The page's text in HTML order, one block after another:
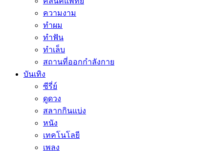
ความงาม
ทำผม
ทำฟัน
ทำเล็บ
สถานที่ออกกำลังกาย
บันเทิง
ซีรี่ย์
ดูดวง
สลากกินแบ่ง
หนัง
เทคโนโลยี
เพลง